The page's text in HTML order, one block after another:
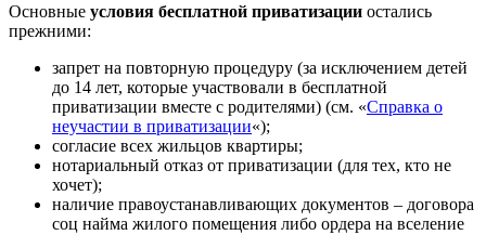
Основные условия бесплатной приватизации остались
прежними:
запрет на повторную процедуру (за исключением детей
до 14 лет, которые участвовали в бесплатной
приватизации вместе с родителями) (см. «Справка о
неучастии в приватизации«);
согласие всех жильцов квартиры;
нотариальный отказ от приватизации (для тех, кто не
хочет);
наличие правоустанавливающих документов – договора
соц найма жилого помещения либо ордера на вселение